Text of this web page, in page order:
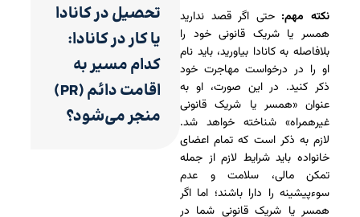
نکته مهم: حتی اگر قصد ندارید
همسر یا شریک قانونی خود را
بلافاصله به کانادا بیاورید، باید نام
او را در درخواست مهاجرت خود
ذکر کنید. در این صورت، او به
عنوان «همسر یا شریک قانونی
غیرهمراه» شناخته خواهد شد.
لازم به ذکر است که تمام اعضای
خانواده باید شرایط لازم از جمله
تمکن مالی، سلامت و عدم
سوءپیشینه را دارا باشند؛ اما اگر
همسر یا شریک قانونی شما در
تحصیل در کانادا
یا کار در کانادا:
کدام مسیر به
اقامت دائم (PR)
منجر می‌شود؟